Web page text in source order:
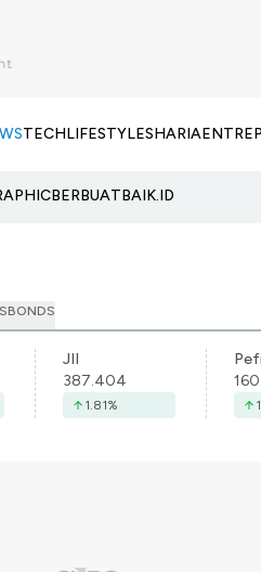
TECHLIFESTYLESHARIA
BERBUATBAIK.ID
BONDS
JII
387.404
1.81%